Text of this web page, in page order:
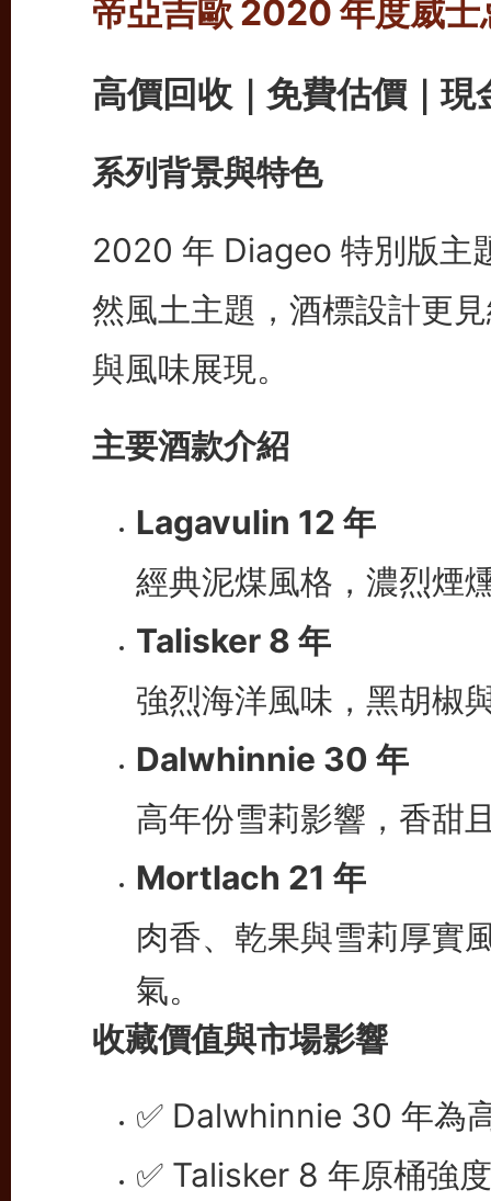
帝亞吉歐 2020 年度威士
高價回收｜免費估價｜現
系列背景與特色
2020 年 Diageo 特別版主
然風土主題，酒標設計更
與風味展現。
主要酒款介紹
Lagavulin 12 年
經典泥煤風格，濃烈煙
Talisker 8 年
強烈海洋風味，黑胡椒
Dalwhinnie 30 年
高年份雪莉影響，香甜
Mortlach 21 年
肉香、乾果與雪莉厚實
氣。
收藏價值與市場影響
✅ Dalwhinnie 30 年為
✅ Talisker 8 年原桶強